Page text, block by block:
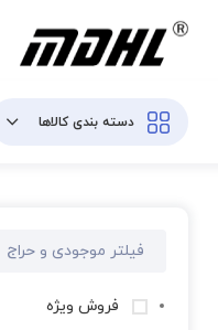
دسته بندی کالاها
فیلتر موجودی و حراج
فروش ویژه